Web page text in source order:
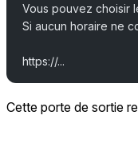
Vous pouvez choisir
Si aucun horaire ne
https://...
Cette porte de sortie